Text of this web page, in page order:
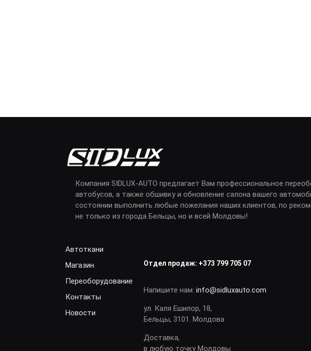
Компания SIDLUX-AUTO предлагает Вам профессиональное
автобусов, а также обшивку и обновление салона вашего
состоянии выполнить любые пожелания наших клиентов, по
не только из города Бельцы, но и всей Молдовы!
Автоткани
Магазин
Переоборудование
Контакты
Новости
Отдел продаж: +373 799 705 07
Напишите нам:info@sidluxauto.com
ул. Каля Ешилор, 18,
Бельцы, 3101. Молдова
Доставка,
в любую точку Молдовы